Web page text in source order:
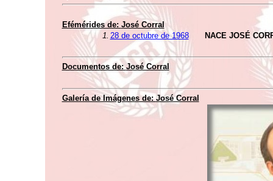
Efémérides de: José Corral
1. 28 de octubre de 1968 NACE JOSÉ
Documentos de:José Corral
Galería de Imágenes de:José Corral